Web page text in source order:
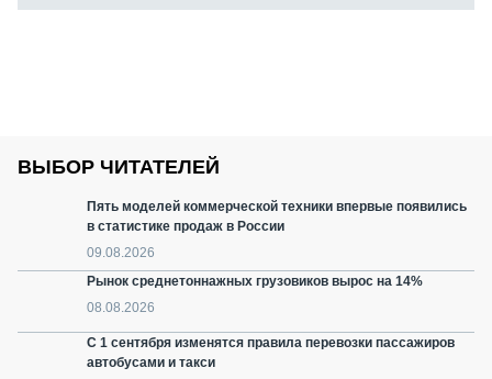
ВЫБОР ЧИТАТЕЛЕЙ
Пять моделей коммерческой техники впервые появились
в статистике продаж в России
09.08.2026
Рынок среднетоннажных грузовиков вырос на 14%
08.08.2026
С 1 сентября изменятся правила перевозки пассажиров
автобусами и такси